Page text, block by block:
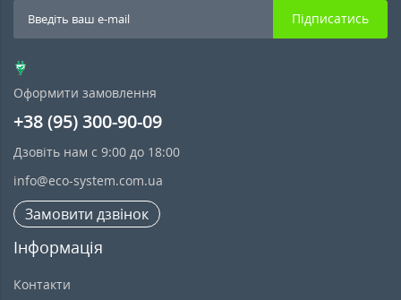
Підписатись
Оформити замовлення
+38 (95) 300-90-09
Дзовіть нам с 9:00 до 18:00
info@eco-system.com.ua
Замовити дзвінок
Інформація
Контакти